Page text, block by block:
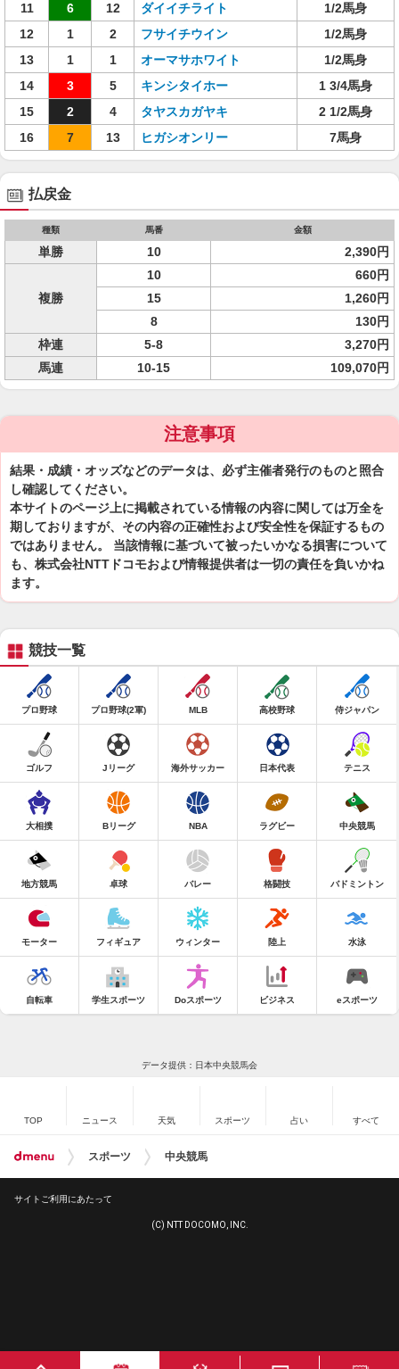
11
6 12 ダイイチライト
1/2馬身
12
1 2 フサイチウイン
1/2馬身
13
1 1 オーマサホワイト
1/2馬身
14
3 5 キンシタイホー
1 3/4馬身
15
2 4 タヤスカガヤキ
2 1/2馬身
16
7 13 ヒガシオンリー 7馬身
払戻金
種類 馬番 金額
単勝 10 2,390円
複勝
10
660円
15
1,260円
8
130円
枠連
5-8
3,270円
馬連
10-15 109,070円
注意事項
結果・成績・オッズなどのデータは、必ず主催者発行のものと照合
し確認してください。
本サイトのページ上に掲載されている情報の内容に関しては万全を
期しておりますが、その内容の正確性および安全性を保証するもの
ではありません。 当該情報に基づいて被ったいかなる損害について
も、株式会社NTTドコモおよび情報提供者は一切の責任を負いかね
ます。
競技一覧
プロ野球 プロ野球(2軍) MLB 高校野球 侍ジャパン
ゴルフ Jリーグ 海外サッカー 日本代表 テニス
大相撲 Bリーグ NBA ラグビー 中央競馬
地方競馬 卓球 バレー 格闘技 バドミントン
モーター フィギュア ウィンター 陸上 水泳
自転車 学生スポーツ Doスポーツ ビジネス eスポーツ
データ提供：日本中央競馬会
TOP ニュース 天気 スポーツ 占い すべて
スポーツ 中央競馬
サイトご利用にあたって
(C) NTT DOCOMO, INC.